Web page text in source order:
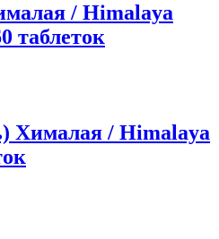
/ Himalaya
таблеток
Хималая / Himalaya